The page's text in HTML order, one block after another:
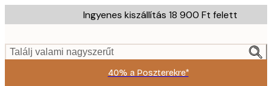
to
content.
Ingyenes kiszállítás 18 900 Ft felett
Találj valami nagyszerűt
40% a Poszterekre*